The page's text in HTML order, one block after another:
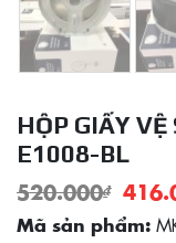
HỘP GIẤY
E1008-BL
520.000₫
Mã sản phẩm: